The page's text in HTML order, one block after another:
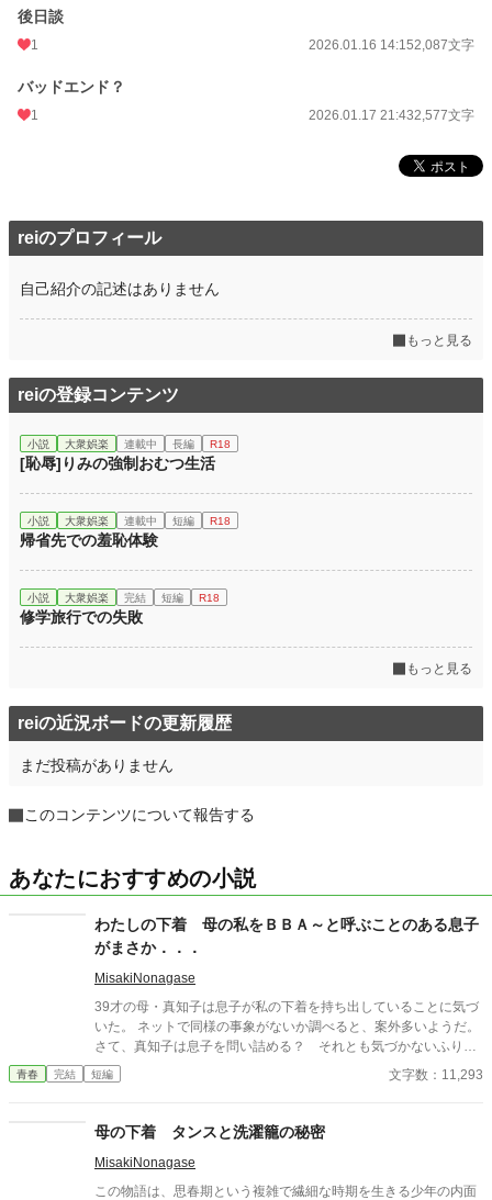
後日談
1 2026.01.16 14:152,087文字
バッドエンド？
1 2026.01.17 21:432,577文字
reiのプロフィール
自己紹介の記述はありません
もっと見る
reiの登録コンテンツ
小説 大衆娯楽 連載中 長編 R18
[恥辱]りみの強制おむつ生活
小説 大衆娯楽 連載中 短編 R18
帰省先での羞恥体験
小説 大衆娯楽 完結 短編 R18
修学旅行での失敗
もっと見る
reiの近況ボードの更新履歴
まだ投稿がありません
このコンテンツについて報告する
あなたにおすすめの小説
わたしの下着 母の私をＢＢＡ～と呼ぶことのある息子
がまさか．．．
MisakiNonagase
39才の母・真知子は息子が私の下着を持ち出していることに気づ
いた。 ネットで同様の事象がないか調べると、案外多いようだ。
さて、真知子は息子を問い詰める？ それとも気づかないふりを
青春 完結 短編 文字数：11,293
母の下着 タンスと洗濯籠の秘密
MisakiNonagase
この物語は、思春期という複雑で繊細な時期を生きる少年の内面